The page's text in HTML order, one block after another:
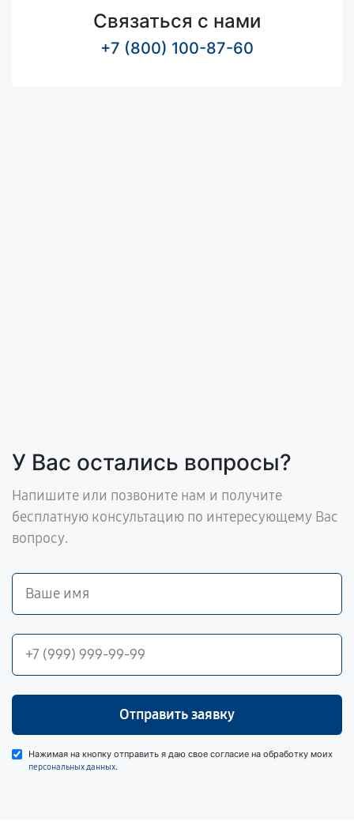
Связаться с нами
+7 (800) 100-87-60
У Вас остались вопросы?
Напишите или позвоните нам и получите
бесплатную консультацию по интересующему Вас
вопросу.
Отправить заявку
Нажимая на кнопку отправить я даю свое согласие на обработку моих
персональных данных.